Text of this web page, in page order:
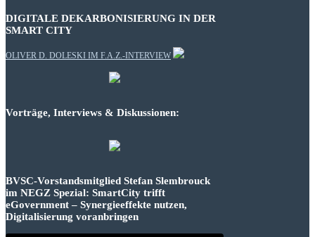
DIGITALE DEKARBONISIERUNG IN DER
SMART CITY
OLIVER D. DOLESKI IM F.A.Z.-INTERVIEW
Vorträge, Interviews & Diskussionen:
BVSC-Vorstandsmitglied Stefan Slembrouck
im NEGZ Spezial: SmartCity trifft
eGovernment – Synergieeffekte nutzen,
Digitalisierung voranbringen